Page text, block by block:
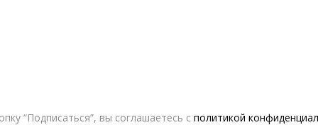
Политика конфиденциальности
“Подписаться”, вы соглашаетесь с политикой